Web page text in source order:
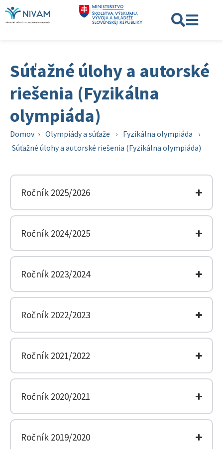
Súťažné úlohy a autorské
riešenia (Fyzikálna
olympiáda)
Domov › Olympiády a súťaže › Fyzikálna olympiáda
›
Súťažné úlohy a autorské riešenia (Fyzikálna olympiáda)
Ročník 2025/2026
Ročník 2024/2025
Ročník 2023/2024
Ročník 2022/2023
Ročník 2021/2022
Ročník 2020/2021
Ročník 2019/2020